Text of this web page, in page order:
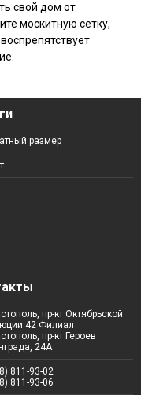
свой дом от
москитную сетку,
размер
пр-кт Октябрьской
42 Филиал
пр-кт Героев
24А
811-93-02
811-93-06